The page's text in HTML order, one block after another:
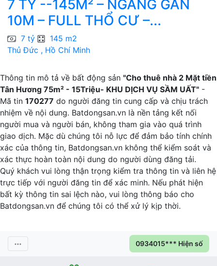
7 TỶ --145M² – NGANG GẦN
10M – FULL THỔ CƯ –...
7 tỷ
145 m2
Thủ Đức , Hồ Chí Minh
Thông tin mô tả về bất động sản "Cho thuê nhà 2 Mặt tiền
Tân Hương 75m² - 15Triệu- KHU DỊCH VỤ SẦM UẤT" -
Mã tin 170277 do người đăng tin cung cấp và chịu trách
nhiệm về nội dung. Batdongsan.vn là nền tảng kết nối
người mua và người bán, không tham gia vào quá trình
giao dịch. Mặc dù chúng tôi nỗ lực để đảm bảo tính chính
xác của thông tin, Batdongsan.vn không thể kiểm soát và
xác thực hoàn toàn nội dung do người dùng đăng tải.
Quý khách vui lòng thận trọng kiểm tra thông tin và liên hệ
trực tiếp với người đăng tin để xác minh. Nếu phát hiện
bất kỳ thông tin sai lệch nào, vui lòng thông báo cho
Batdongsan.vn để chúng tôi có thể xử lý kịp thời.
0934015*** Hiện số